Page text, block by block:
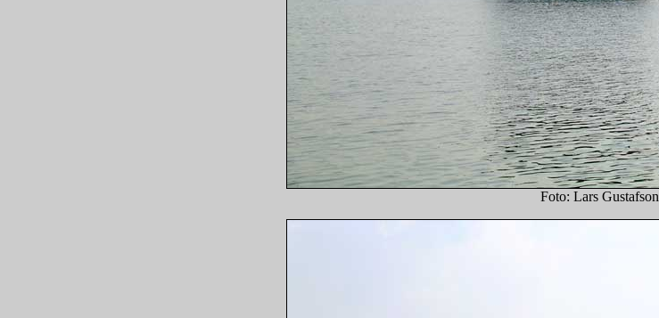
Foto: Lars Gustafson